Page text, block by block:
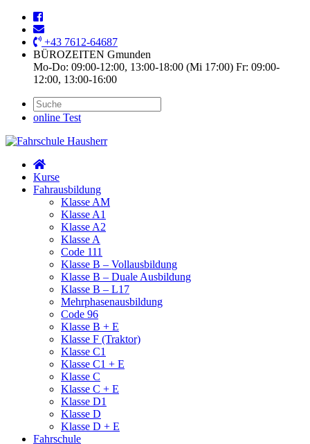
+43 7612-64687
BÜROZEITEN Gmunden
Mo-Do: 09:00-12:00, 13:00-18:00 (Mi 17:00) Fr: 09:00-
12:00, 13:00-16:00
online Test
Kurse
Fahrausbildung
Klasse AM
Klasse A1
Klasse A2
Klasse A
Code 111
Klasse B – Vollausbildung
Klasse B – Duale Ausbildung
Klasse B – L17
Mehrphasenausbildung
Code 96
Klasse B + E
Klasse F (Traktor)
Klasse C1
Klasse C1 + E
Klasse C
Klasse C + E
Klasse D1
Klasse D
Klasse D + E
Fahrschule